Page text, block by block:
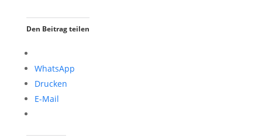
Den Beitrag teilen
WhatsApp
Drucken
E-Mail